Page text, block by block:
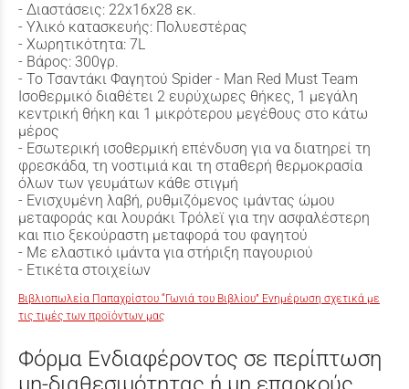
- Διαστάσεις: 22x16x28 εκ.
- Υλικό κατασκευής: Πολυεστέρας
- Χωρητικότητα: 7L
- Βάρος: 300γρ.
- Το Τσαντάκι Φαγητού Spider - Man Red Must Team
Ισοθερμικό διαθέτει 2 ευρύχωρες θήκες, 1 μεγάλη
κεντρική θήκη και 1 μικρότερου μεγέθους στο κάτω
μέρος
- Εσωτερική ισοθερμική επένδυση για να διατηρεί τη
φρεσκάδα, τη νοστιμιά και τη σταθερή θερμοκρασία
όλων των γευμάτων κάθε στιγμή
- Ενισχυμένη λαβή, ρυθμιζόμενος ιμάντας ώμου
μεταφοράς και λουράκι Τρόλεϊ για την ασφαλέστερη
και πιο ξεκούραστη μεταφορά του φαγητού
- Με ελαστικό ιμάντα για στήριξη παγουριού
- Ετικέτα στοιχείων
Βιβλιοπωλεία Παπαχρίστου “Γωνιά του Βιβλίου” Ενημέρωση σχετικά με
τις τιμές των προϊόντων μας
Φόρμα Ενδιαφέροντος σε περίπτωση